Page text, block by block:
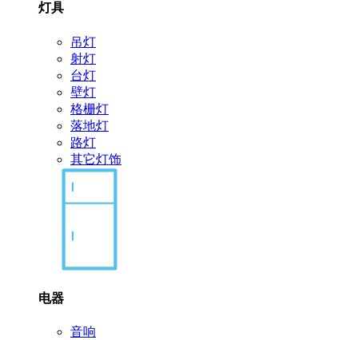
灯具
吊灯
射灯
台灯
壁灯
格栅灯
落地灯
路灯
其它灯饰
电器
音响